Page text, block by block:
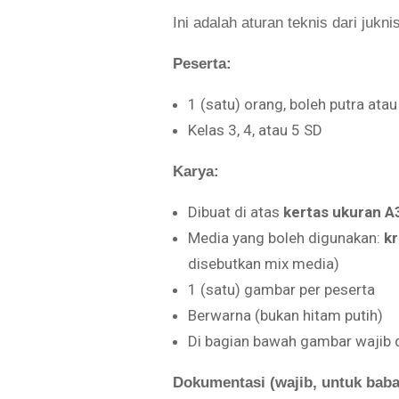
Ini adalah aturan teknis dari
Peserta:
1 (satu) orang, boleh putra
Kelas 3, 4, atau 5 SD
Karya:
Dibuat di atas kertas ukuran
Media yang boleh digunakan:
disebutkan mix media)
1 (satu) gambar per peserta
Berwarna (bukan hitam putih)
Di bagian bawah gambar
Dokumentasi (wajib, untuk